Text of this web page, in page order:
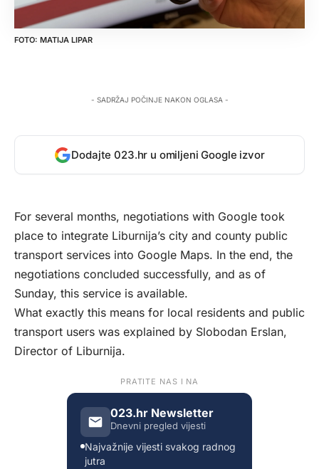
MATIJA LIPAR
- SADRŽAJ POČINJE NAKON OGLASA -
Dodajte 023.hr u omiljeni Google izvor
For several months, negotiations with Google took
place to integrate Liburnija’s city and county public
transport services into Google Maps. In the end, the
negotiations concluded successfully, and as of
Sunday, this service is available.
What exactly this means for local residents and public
transport users was explained by Slobodan Erslan,
Director of Liburnija.
PRATITE NAS I NA
023.hr Newsletter
Dnevni pregled vijesti
Najvažnije vijesti svakog radnog
jutra